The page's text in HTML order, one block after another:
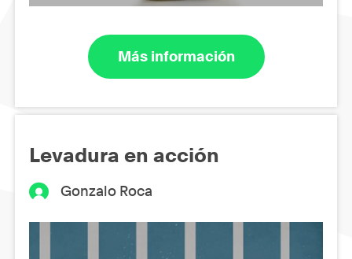
Más información
Levadura en acción
Gonzalo Roca